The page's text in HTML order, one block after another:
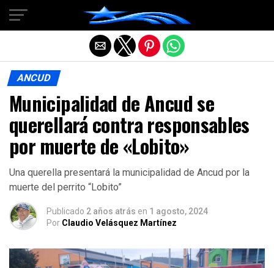
ANCUD
Municipalidad de Ancud se
querellará contra responsables
por muerte de «Lobito»
Una querella presentará la municipalidad de Ancud por la
muerte del perrito “Lobito”
Publicado 2 años atrás en 1 agosto, 2024
Por Claudio Velásquez Martínez
Salir de la versión móvil